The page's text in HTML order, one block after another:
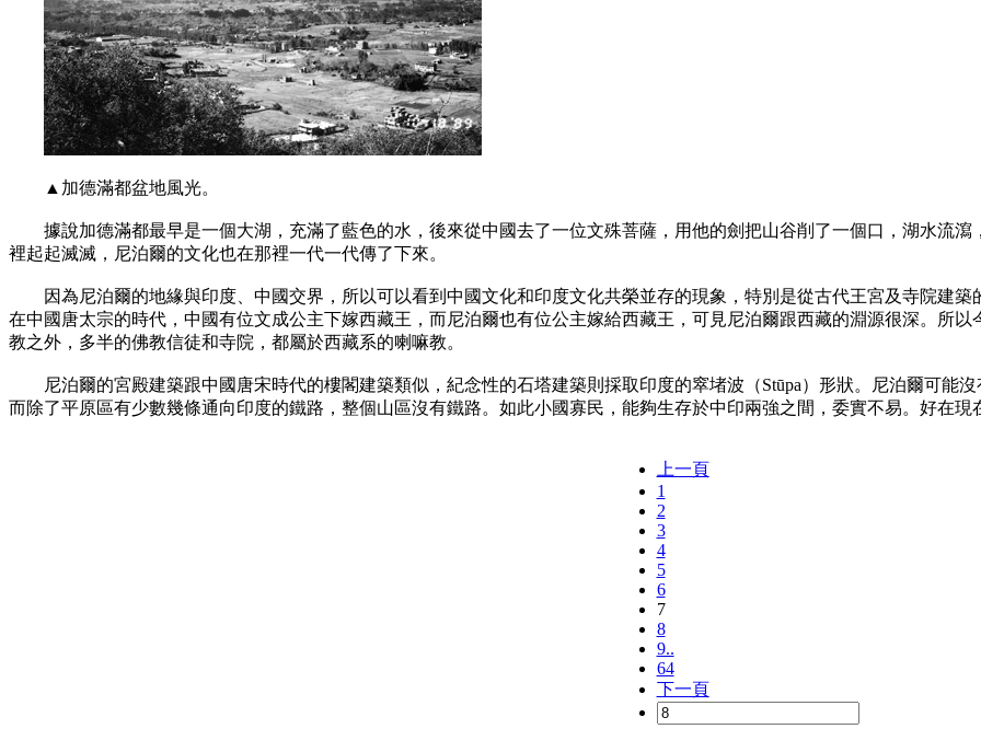
▲加德滿都盆地風光。
據說加德滿都最早是一個大湖，充滿了藍色的水，後來從中國去了一位文殊菩薩，用他的劍把山谷削了一個口，湖水流瀉
裡起起滅滅，尼泊爾的文化也在那裡一代一代傳了下來。
因為尼泊爾的地緣與印度、中國交界，所以可以看到中國文化和印度文化共榮並存的現象，特別是從古代王宮及寺院建築
在中國唐太宗的時代，中國有位文成公主下嫁西藏王，而尼泊爾也有位公主嫁給西藏王，可見尼泊爾跟西藏的淵源很深。所
教之外，多半的佛教信徒和寺院，都屬於西藏系的喇嘛教。
尼泊爾的宮殿建築跟中國唐宋時代的樓閣建築類似，紀念性的石塔建築則採取印度的窣堵波（Stūpa）形狀。尼泊爾可能
而除了平原區有少數幾條通向印度的鐵路，整個山區沒有鐵路。如此小國寡民，能夠生存於中印兩強之間，委實不易。好在
上一頁
1
2
3
4
5
6
7
8
9..
64
下一頁